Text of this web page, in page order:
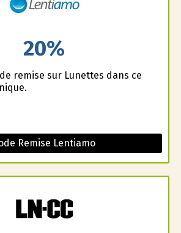
20%
remise sur Lunettes dans ce
Remise Lentiamo